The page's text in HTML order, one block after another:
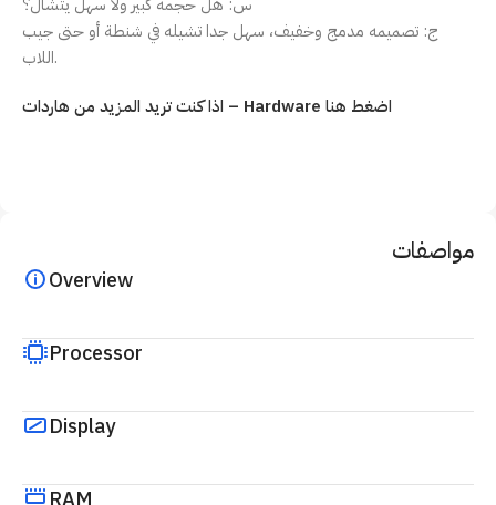
ج: تصميمه مدمج وخفيف، سهل جدا تشيله في شنطة أو حتى جيب
اللاب.
مواصفات
Overview
Processor
Display
RAM